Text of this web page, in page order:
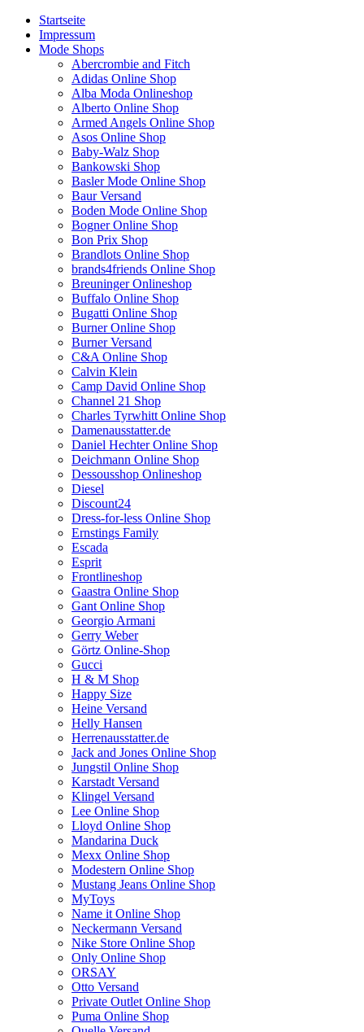
Startseite
Impressum
Mode Shops
Abercrombie and Fitch
Adidas Online Shop
Alba Moda Onlineshop
Alberto Online Shop
Armed Angels Online Shop
Asos Online Shop
Baby-Walz Shop
Bankowski Shop
Basler Mode Online Shop
Baur Versand
Boden Mode Online Shop
Bogner Online Shop
Bon Prix Shop
Brandlots Online Shop
brands4friends Online Shop
Breuninger Onlineshop
Buffalo Online Shop
Bugatti Online Shop
Burner Online Shop
Burner Versand
C&A Online Shop
Calvin Klein
Camp David Online Shop
Channel 21 Shop
Charles Tyrwhitt Online Shop
Damenausstatter.de
Daniel Hechter Online Shop
Deichmann Online Shop
Dessousshop Onlineshop
Diesel
Discount24
Dress-for-less Online Shop
Ernstings Family
Escada
Esprit
Frontlineshop
Gaastra Online Shop
Gant Online Shop
Georgio Armani
Gerry Weber
Görtz Online-Shop
Gucci
H & M Shop
Happy Size
Heine Versand
Helly Hansen
Herrenausstatter.de
Jack and Jones Online Shop
Jungstil Online Shop
Karstadt Versand
Klingel Versand
Lee Online Shop
Lloyd Online Shop
Mandarina Duck
Mexx Online Shop
Modestern Online Shop
Mustang Jeans Online Shop
MyToys
Name it Online Shop
Neckermann Versand
Nike Store Online Shop
Only Online Shop
ORSAY
Otto Versand
Private Outlet Online Shop
Puma Online Shop